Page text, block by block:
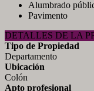
Alumbrado
Pavimento
DETALLES DE LA
Tipo de Propiedad
Departamento
Ubicación
Colón
Apto profesional